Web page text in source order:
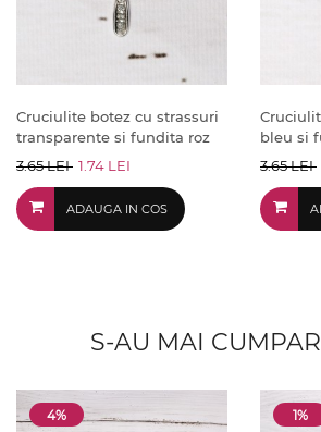
Cruciulite botez cu strassuri
transparente si fundita roz
3.65 LEI 1.74 LEI
ADAUGA IN COS
bleu si
3.65 LEI
S-AU MAI
4% 1%